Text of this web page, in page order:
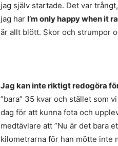
jag själv startade. Det var
jag har I’m only happy when it
är allt blött. Skor och strumpor
Jag kan inte riktigt redogöra
”bara” 35 kvar och stället som
dag för att kunna fota och
medtävlare att ”Nu är det bara
kilometrarna för han mötte inte